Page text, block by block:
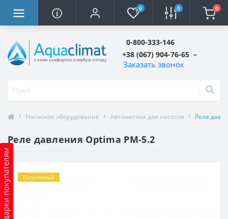
0 0 0
0-800-333-146
+38 (067) 904-76-65
Заказать звонок
Подарки покупателям
Насосное оборудование Автоматика для насосов Реле
Реле давления Optima PM-5.2
Популярный